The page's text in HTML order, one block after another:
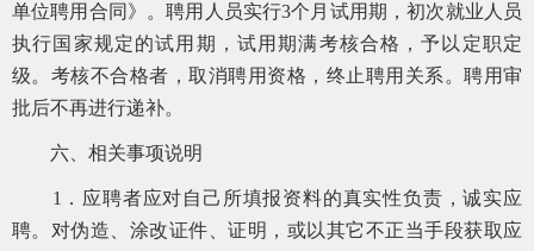
单位聘用合同》。聘用人员实行3个月试用期，初次就业人员
执行国家规定的试用期，试用期满考核合格，予以定职定
级。考核不合格者，取消聘用资格，终止聘用关系。聘用审
批后不再进行递补。
六、相关事项说明
1．应聘者应对自己所填报资料的真实性负责，诚实应
聘。对伪造、涂改证件、证明，或以其它不正当手段获取应